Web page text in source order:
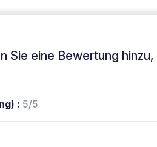
Sie eine Bewertung
: 5/5